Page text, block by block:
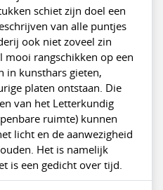
schiet zijn doel een
van alle puntjes
ook niet zoveel zin
mooi rangschikken op een
in kunsthars gieten,
platen ontstaan. Die
van het Letterkundig
ruimte) kunnen
licht en de aanwezigheid
Het is namelijk
is een gedicht over tijd.